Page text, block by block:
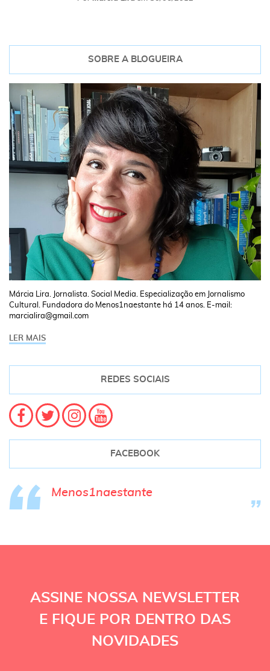
SOBRE A BLOGUEIRA
Márcia Lira. Jornalista. Social Media. Especialização em Jornalismo
Cultural. Fundadora do Menos1naestante há 14 anos. E-mail:
marcialira@gmail.com
LER MAIS
REDES SOCIAIS
FACEBOOK
Menos1naestante
ASSINE NOSSA NEWSLETTER
E FIQUE POR DENTRO DAS
NOVIDADES